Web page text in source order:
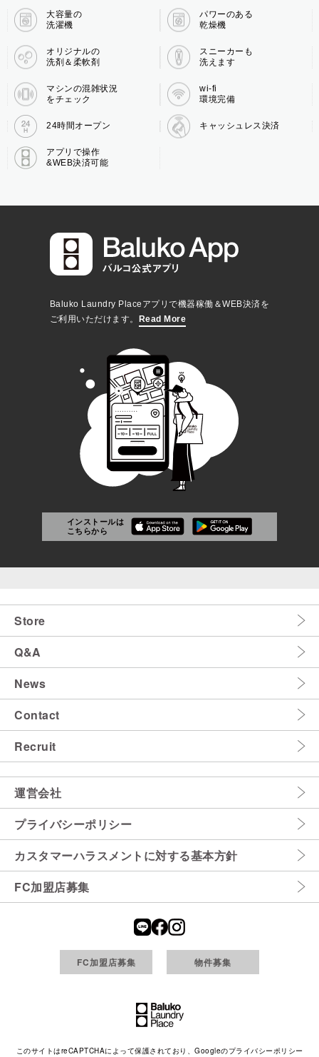
大容量の
洗濯機
パワーのある
乾燥機
オリジナルの
洗剤＆柔軟剤
スニーカーも
洗えます
マシンの混雑状況
をチェック
wi-fi
環境完備
24時間オープン キャッシュレス決済
アプリで操作
&WEB決済可能
Baluko Laundry Placeアプリで機器稼働＆WEB決済を
ご利用いただけます。 Read More
インストールは
こちらから
Store
Q&A
News
Contact
Recruit
運営会社
プライバシーポリシー
カスタマーハラスメントに対する基本方針
FC加盟店募集
FC加盟店募集 物件募集
このサイトはreCAPTCHAによって保護されており、Googleのプライバシーポリシー